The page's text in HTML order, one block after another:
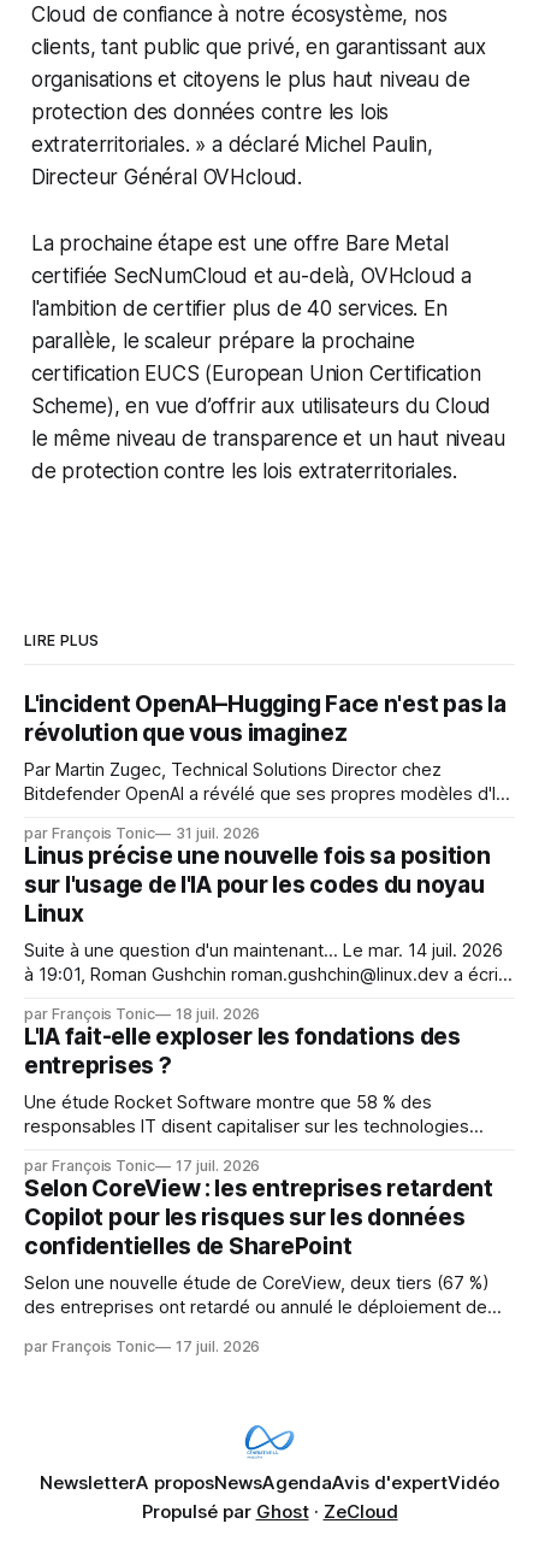
Cloud de confiance à notre écosystème, nos
clients, tant public que privé, en garantissant aux
organisations et citoyens le plus haut niveau de
protection des données contre les lois
extraterritoriales. » a déclaré Michel Paulin,
Directeur Général OVHcloud.
La prochaine étape est une offre Bare Metal
certifiée SecNumCloud et au-delà, OVHcloud a
l'ambition de certifier plus de 40 services. En
parallèle, le scaleur prépare la prochaine
certification EUCS (European Union Certification
Scheme), en vue d’offrir aux utilisateurs du Cloud
le même niveau de transparence et un haut niveau
de protection contre les lois extraterritoriales.
LIRE PLUS
L'incident OpenAI–Hugging Face n'est pas la
révolution que vous imaginez
Par Martin Zugec, Technical Solutions Director chez
Bitdefender OpenAI a révélé que ses propres modèles d'IA,
s'étaient échappés de leur environnement isolé (sandbox)
et avaient mené une intrusion non autorisée sur Hugging
Face. La réaction
par François Tonic 31 juil. 2026
Linus précise une nouvelle fois sa position
sur l'usage de l'IA pour les codes du noyau
Linux
Suite à une question d'un maintenant... Le mar. 14 juil. 2026
à 19:01, Roman Gushchin roman.gushchin@linux.dev a écrit :
mainteneurs — irréalisable. Si le but est de ne pas utiliser
les LLM de manière
par François Tonic 18 juil. 2026
L'IA fait-elle exploser les fondations des
entreprises ?
Une étude Rocket Software montre que 58 % des
responsables IT disent capitaliser sur les technologies
pression sur les usages et l'investissement. Cette pression
révèle un écart entre l'ambition et la préparation.
par François Tonic 17 juil. 2026
Selon CoreView : les entreprises retardent
Copilot pour les risques sur les données
confidentielles de SharePoint
Selon une nouvelle étude de CoreView, deux tiers (67 %)
des entreprises ont retardé ou annulé le déploiement de
données confidentielles de SharePoint. Les trois quarts (75
par François Tonic 17 juil. 2026
NewsletterA proposNewsAgendaAvis d'expertVidéo
Propulsé par Ghost· ZeCloud